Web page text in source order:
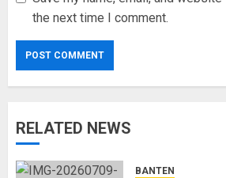
the next time I comment.
RELATED NEWS
BANTEN